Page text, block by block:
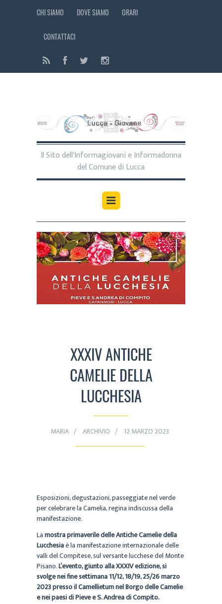
CHI SIAMO DOVE SIAMO ORARI
CONTATTACI
Il Sito dell'Informagiovani e Informadonna
del Comune di Lucca
XXXIV ANTICHE
CAMELIE DELLA
LUCCHESIA
MARIA ARCHIVIO 12 MARZO 2023
Esposizioni, degustazioni, passeggiate nel verde
per celebrare la Camelia, regina indiscussa della
manifestazione.
Lamostra primaverile delle Antiche Camelie della
Lucchesiaè la manifestazione internazionale delle
valli del Compitese, sul versante lucchese del Monte
Pisano.L’evento, giunto alla XXXIV edizione, si
svolge nei fine settimana 11/12, 18/19, 25/26 marzo
2023 presso il Camellietum nel Borgo delle Camelie
e nei paesi di Pieve e S. Andrea di Compito.